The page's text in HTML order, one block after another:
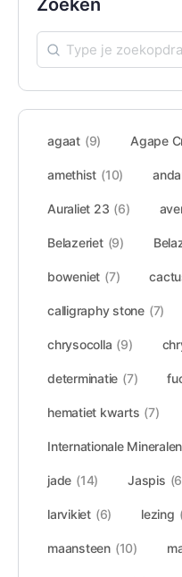
Zoeken
agaat (9) Agape
amethist (10)
Auraliet 23 (6)
Belazeriet (9)
boweniet (7)
calligraphy stone (7)
chrysocolla (9)
determinatie (7)
hematiet kwarts (7)
Internationale
jade (14) Jaspis
larvikiet (6) lezing
maansteen (10)